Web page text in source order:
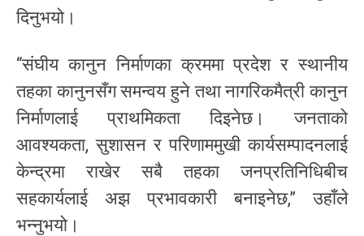
दिनुभयो।
“संघीय कानुन निर्माणका क्रममा प्रदेश र स्थानीय
तहका कानुनसँग समन्वय हुने तथा नागरिकमैत्री कानुन
निर्माणलाई प्राथमिकता दिइनेछ। जनताको
आवश्यकता, सुशासन र परिणाममुखी कार्यसम्पादनलाई
केन्द्रमा राखेर सबै तहका जनप्रतिनिधिबीच
सहकार्यलाई अझ प्रभावकारी बनाइनेछ,” उहाँले
भन्नुभयो।